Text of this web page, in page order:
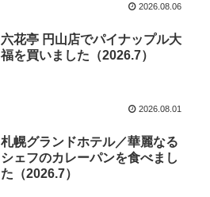
2026.08.06
六花亭 円山店でパイナップル大
福を買いました（2026.7）
2026.08.01
札幌グランドホテル／華麗なる
シェフのカレーパンを食べまし
た（2026.7）